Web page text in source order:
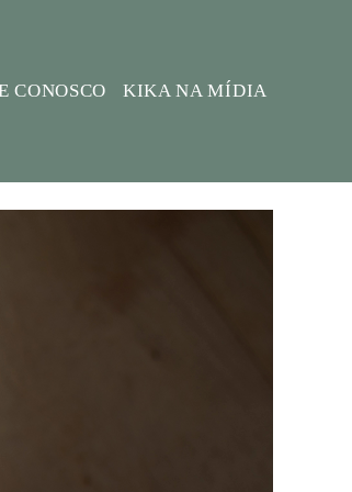
CONOSCO KIKA NA MÍDIA